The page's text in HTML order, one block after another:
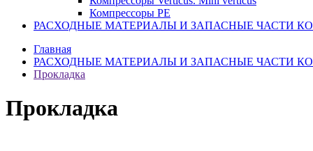
Компрессоры PE
РАСХОДНЫЕ МАТЕРИАЛЫ И ЗАПАСНЫЕ ЧАСТИ
Главная
РАСХОДНЫЕ МАТЕРИАЛЫ И ЗАПАСНЫЕ ЧАСТИ
Прокладка
Прокладка